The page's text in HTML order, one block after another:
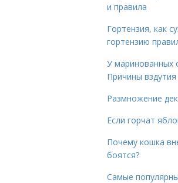
и правила
Гортензия, как
гортензию
У маринованных
Причины
Размножение
Если горчат
Почему кошка
боятся?
Самые